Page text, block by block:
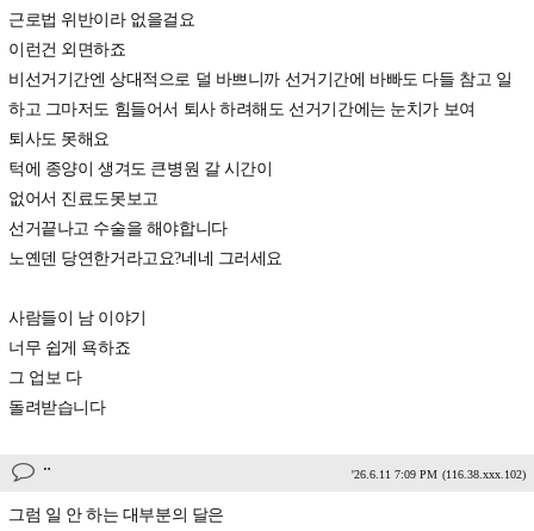
근로법 위반이라 없을걸요
이런건 외면하죠
비선거기간엔 상대적으로 덜 바쁘니까 선거기간에 바빠도 다들 참고 일
하고 그마저도 힘들어서 퇴사 하려해도 선거기간에는 눈치가 보여
퇴사도 못해요
턱에 종양이 생겨도 큰병원 갈 시간이
없어서 진료도못보고
선거끝나고 수술을 해야합니다
노옌덴 당연한거라고요?네네 그러세요
사람들이 남 이야기
너무 쉽게 욕하죠
그 업보 다
돌려받습니다
ᆢ '26.6.11 7:09 PM (116.38.xxx.102)
그럼 일 안 하는 대부분의 달은